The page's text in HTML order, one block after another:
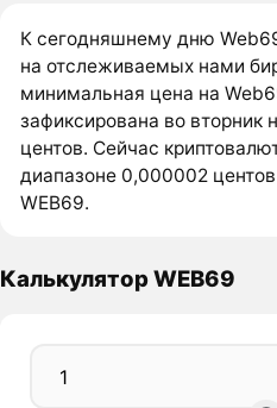
К сегодняшнему дню
на отслеживаемых нами
минимальная цена на
зафиксирована во вторник
центов. Сейчас
диапазоне 0,000002
WEB69.
Калькулятор WEB69